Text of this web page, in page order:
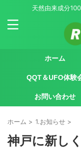
天然由来成分
ホーム
QQT＆UFO体験
お問い合わせ
ホーム > 1.お知らせ >
神戸に新し